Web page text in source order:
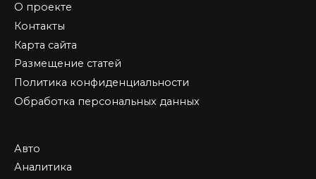
О проекте
Контакты
Карта сайта
Размещение статей
Политика конфиденциальности
Обработка персональных данных
Авто
Аналитика